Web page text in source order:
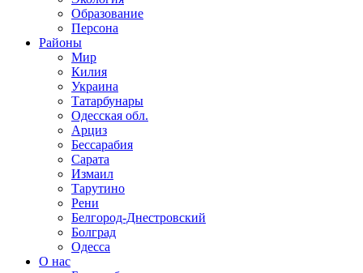
Образование
Персона
Районы
Мир
Килия
Украина
Татарбунары
Одесская обл.
Арциз
Бессарабия
Сарата
Измаил
Тарутино
Рени
Белгород-Днестровский
Болград
Одесса
О нас